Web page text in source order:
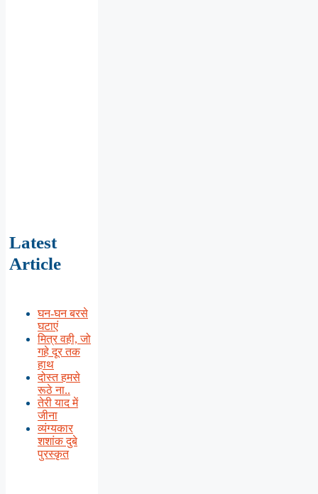
Latest
Article
घन-घन बरसे
घटाएं
मित्र वही, जो
गहे दूर तक
हाथ
दोस्त हमसे
रूठे ना..
तेरी याद में
जीना
व्यंग्यकार
शशांक दुबे
पुरस्कृत